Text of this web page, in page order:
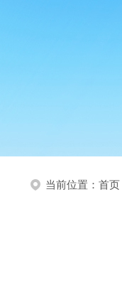
当前位置： 首页